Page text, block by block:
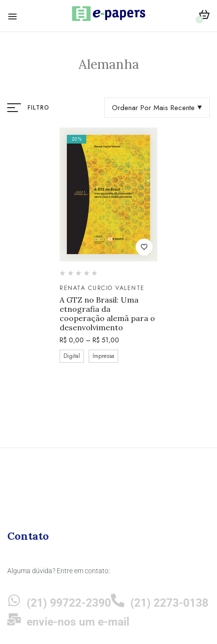
0
Alemanha
FILTRO Ordenar Por Mais Recente
20%
RENATA CURCIO VALENTE
A GTZ no Brasil: Uma
etnografia da
cooperação alemã para o
desenvolvimento
R$ 0,00 – R$ 51,00
Digital Impressa
Contato
Alguma dúvida? Entre em contato:
(21) 99722-2390
(21) 2273-0138
envie-nos um e-mail